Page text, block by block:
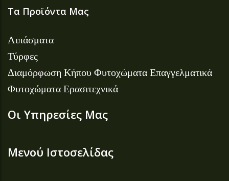
Τα Προϊόντα Μας
Λιπάσματα
Τύρφες
Διαμόρφωση Κήπου Φυτοχώματα Επαγγελματικά
Φυτοχώματα Ερασιτεχνικά
Οι Υπηρεσίες Μας
Μενού Ιστοσελίδας